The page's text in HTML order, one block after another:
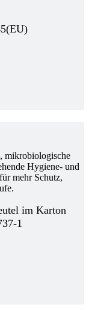
mikrobiologische
Hygiene- und
mehr Schutz,
im Karton
1